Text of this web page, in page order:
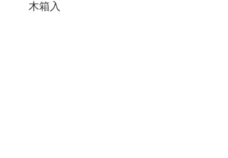
木箱入